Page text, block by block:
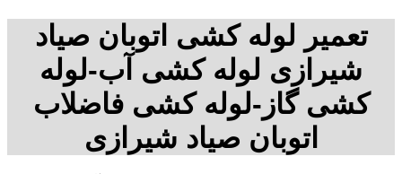
تعمیر لوله کشی اتوبان صیاد
شیرازی لوله کشی آب-لوله
کشی گاز-لوله کشی فاضلاب
اتوبان صیاد شیرازی